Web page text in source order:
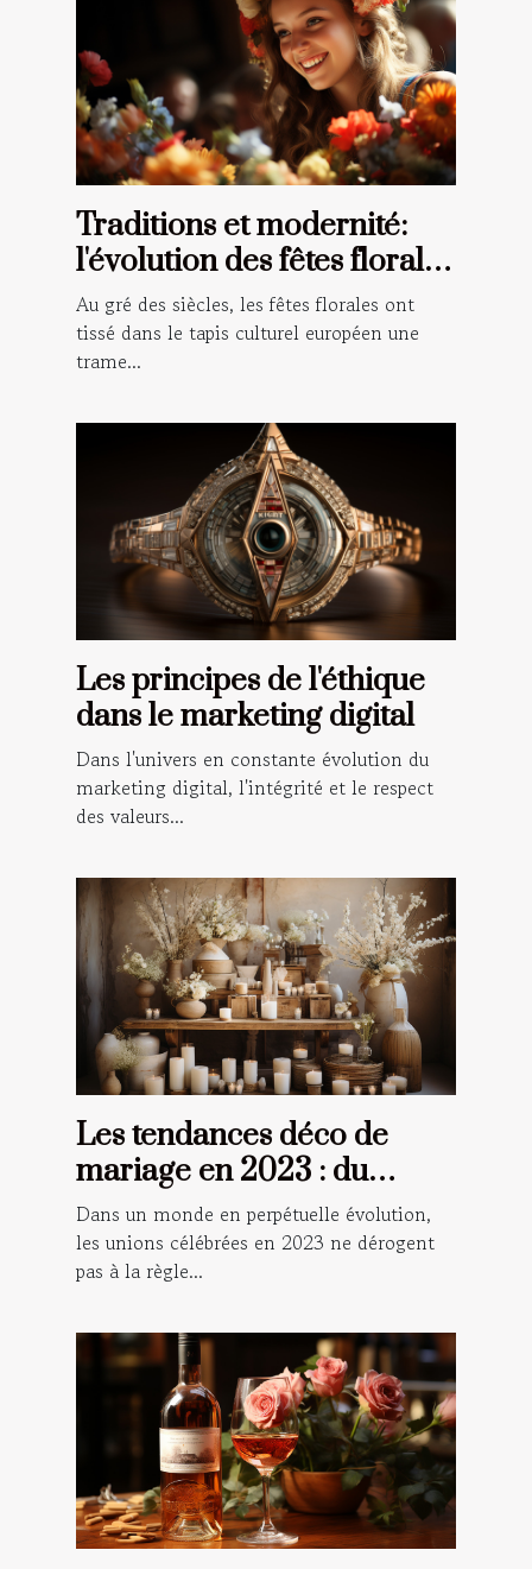
Traditions et modernité:
l'évolution des fêtes florales
à travers le temps en
Europe
Au gré des siècles, les fêtes florales ont
tissé dans le tapis culturel européen une
trame...
Les principes de l'éthique
dans le marketing digital
Dans l'univers en constante évolution du
marketing digital, l'intégrité et le respect
des valeurs...
Les tendances déco de
mariage en 2023 : du
champêtre au numérique
Dans un monde en perpétuelle évolution,
les unions célébrées en 2023 ne dérogent
pas à la règle...